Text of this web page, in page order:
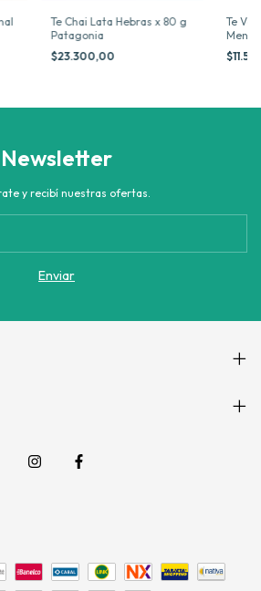
Te Chai Lata Hebras x 80 g
Patagonia
$23.300,00
Te
Menta
Newsletter
y recibí nuestras ofertas.